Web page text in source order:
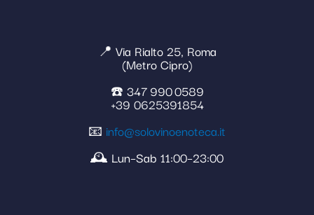
📍 Via Rialto 25, Roma
(Metro Cipro)
☎️ 347 990 0589
+39 0625391854
📧 info@solovinoenoteca.it
🕰️ Lun–Sab 11:00–23:00